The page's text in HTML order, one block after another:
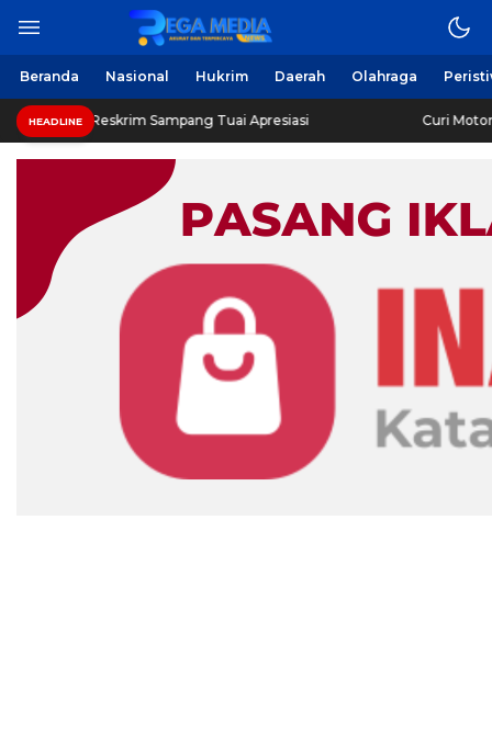
Beranda Nasional Hukrim Daerah Olahraga
HEADLINESampang Tuai Apresiasi Curi Motor! Dua